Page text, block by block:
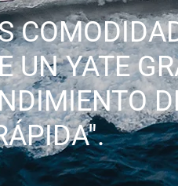
UN YATE